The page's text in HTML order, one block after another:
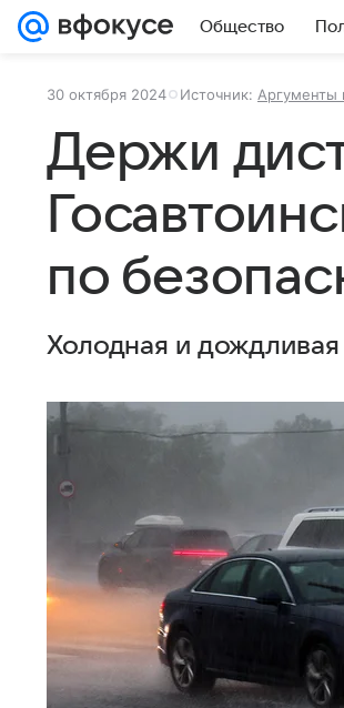
Общество
30 октября 2024 Источник: Аргументы
Держи
по
Холодная и дождливая